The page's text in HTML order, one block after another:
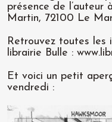
présence de l’auteur
Martin, 72100 Le
Retrouvez toutes les
librairie Bulle :
Et voici un petit
vendredi :